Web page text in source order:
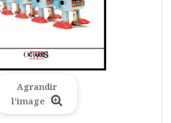
Agrandir
l'image